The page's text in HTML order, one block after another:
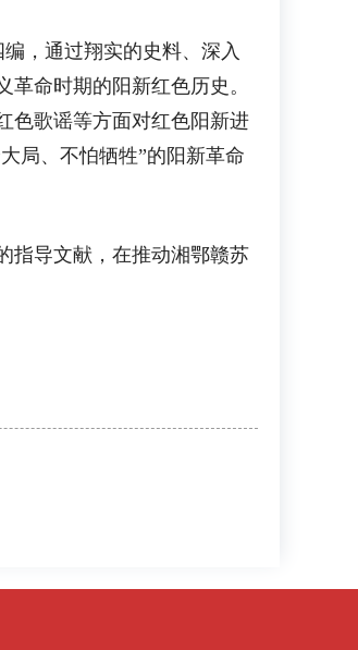
，通过翔实的史料、深入
命时期的阳新红色历史。
色歌谣等方面对红色阳新进
局、不怕牺牲”的阳新革命
导文献，在推动湘鄂赣苏